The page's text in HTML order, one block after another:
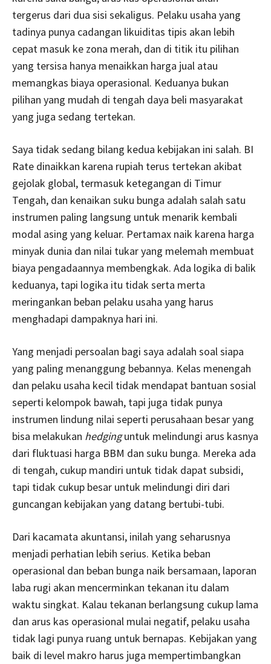
tergerus dari dua sisi sekaligus. Pelaku usaha yang
tadinya punya cadangan likuiditas tipis akan lebih
cepat masuk ke zona merah, dan di titik itu pilihan
yang tersisa hanya menaikkan harga jual atau
memangkas biaya operasional. Keduanya bukan
pilihan yang mudah di tengah daya beli masyarakat
yang juga sedang tertekan.
Saya tidak sedang bilang kedua kebijakan ini salah. BI
Rate dinaikkan karena rupiah terus tertekan akibat
gejolak global, termasuk ketegangan di Timur
Tengah, dan kenaikan suku bunga adalah salah satu
instrumen paling langsung untuk menarik kembali
modal asing yang keluar. Pertamax naik karena harga
minyak dunia dan nilai tukar yang melemah membuat
biaya pengadaannya membengkak. Ada logika di balik
keduanya, tapi logika itu tidak serta merta
meringankan beban pelaku usaha yang harus
menghadapi dampaknya hari ini.
Yang menjadi persoalan bagi saya adalah soal siapa
yang paling menanggung bebannya. Kelas menengah
dan pelaku usaha kecil tidak mendapat bantuan sosial
seperti kelompok bawah, tapi juga tidak punya
instrumen lindung nilai seperti perusahaan besar yang
bisa melakukan hedginguntuk melindungi arus kasnya
dari fluktuasi harga BBM dan suku bunga. Mereka ada
di tengah, cukup mandiri untuk tidak dapat subsidi,
tapi tidak cukup besar untuk melindungi diri dari
guncangan kebijakan yang datang bertubi-tubi.
Dari kacamata akuntansi, inilah yang seharusnya
menjadi perhatian lebih serius. Ketika beban
operasional dan beban bunga naik bersamaan, laporan
laba rugi akan mencerminkan tekanan itu dalam
waktu singkat. Kalau tekanan berlangsung cukup lama
dan arus kas operasional mulai negatif, pelaku usaha
tidak lagi punya ruang untuk bernapas. Kebijakan yang
baik di level makro harus juga mempertimbangkan